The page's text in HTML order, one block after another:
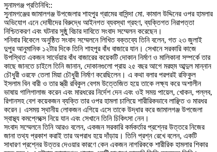
‎সুনামগঞ্জ প্রতিনিধি::
‎সুনামগঞ্জের জামালগঞ্জ উপজেলার শাহপুর গ্রামের বাসিন্দা মো. কামাল উদ্দিনের ওপর হামলার
অভিযোগ এনে দোষীদের বিরুদ্ধে আইনগত ব্যবস্থা গ্রহণ, ব্যক্তিগত নিরাপত্তা
নিশ্চিতকরণ এবং ঘটনার সুষ্ঠু বিচার দাবিতে সংবাদ সম্মেলন করেছেন।
‎শনিবার বিকেলে অনুষ্ঠিত সংবাদ সম্মেলনে লিখিত বক্তব্যে তিনি বলেন, গত ২৩ জুলাই
দুপুর আনুমানিক ১২টার দিকে তিনি শাহপুর বাঁধ বাজারে যান। সেখানে সরকারি কাজে
উপস্থিত একজন সার্ভেয়ার বাঁধ বাজারের কয়েকটি দোকান নির্মাণ ও মালিকানা সম্পর্কে তার
কাছে জানতে চাইলে তিনি জানান, দোকানগুলো প্রায় ২৫ বছর আগে মরহুম আব্দুল মান্নান
চৌধুরী ওরফে তেলা মিয়া চৌধুরী নির্মাণ করেছিলেন। এ কথা বলার পরপরই রফিকুল
ইসলাম বিন বারী ও তার স্ত্রী রবিকুল বেগম উত্তেজিত হয়ে তাকে লক্ষ্য করে অশালীন
ভাষায় গালিগালাজ করেন এবং মারধরের নির্দেশ দেন এবং ওই সময় পায়েল, খোকন, পল্লব,
রিগানসহ বেশ কয়েকজন ব্যক্তি তার ওপর হামলা চালিয়ে শারীরিকভাবে লাঞ্ছিত ও মারধর
করেন। এসময় স্থানীয় লোকজন এগিয়ে এসে তাকে উদ্ধার করে জামালগঞ্জ উপজেলা
স্বাস্থ্য কমপ্লেক্সে নিয়ে যান এবং সেখানে তিনি চিকিৎসা নেন।
‎সংবাদ সম্মেলনে তিনি আরও বলেন, একজন সরকারি কর্মকর্তার প্রশ্নের উত্তরে নিজের
জানা তথ্য প্রকাশ করাই তার অপরাধ হয়ে দাঁড়ায়। তিনি প্রশ্ন রেখে বলেন, একটি
সাধারণ প্রশ্নের উত্তর দেওয়ার কারণে কেন একজন নাগরিককে শারীরিক হামলার শিকার